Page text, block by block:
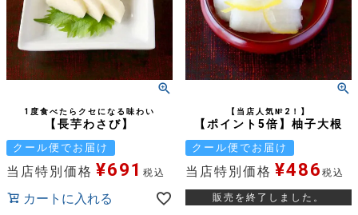
1度食べたらクセになる味わい
【長芋わさび】
クール便でお届け
当店特別価格 ¥691 税込
カートに入れる
【当店人気№2！】
【ポイント5倍】柚子大根
クール便でお届け
当店特別価格 ¥486 税込
販売を終了しました。